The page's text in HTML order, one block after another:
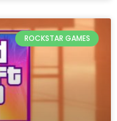
ROCKSTAR GAMES